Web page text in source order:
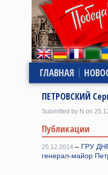
ГЛАВНАЯ
ПЕТРОВСКИЙ
Submitted by N on
Публикации
25.12.2014 – ГРУ
генерал-майор